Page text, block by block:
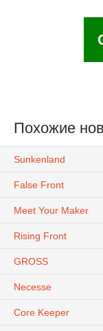
Похожие
Sunkenland
False Front
Meet Your Maker
Rising Front
GROSS
Necesse
Core Keeper